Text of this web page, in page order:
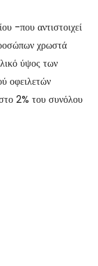
-που αντιστοιχεί
χρωστά
ύψος των
οφειλετών
στο 2% του συνόλου